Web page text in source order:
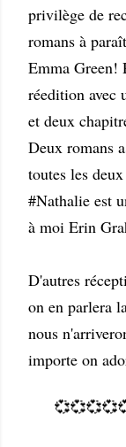
privilège de
romans à
Emma Green!
réedition avec
et deux
Deux romans
toutes les
#Nathalie est
à moi Erin
D'autres
on en parlera
nous
importe on